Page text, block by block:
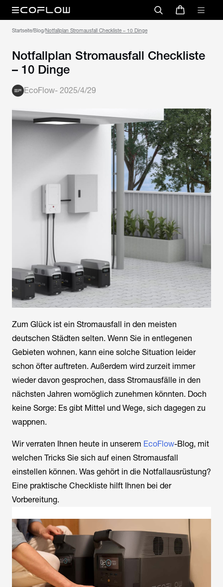
Startseite/Blog/
Notfallplan Stromausfall Checkliste
– 10 Dinge
EcoFlow- 2025/4/29
Zum Glück ist ein Stromausfall in den meisten
deutschen Städten selten. Wenn Sie in entlegenen
Gebieten wohnen, kann eine solche Situation leider
schon öfter auftreten. Außerdem wird zurzeit immer
wieder davon gesprochen, dass Stromausfälle in den
nächsten Jahren womöglich zunehmen könnten. Doch
keine Sorge: Es gibt Mittel und Wege, sich dagegen zu
wappnen.
Wir verraten Ihnen heute in unserem EcoFlow-Blog, mit
welchen Tricks Sie sich auf einen Stromausfall
einstellen können. Was gehört in die Notfallausrüstung?
Eine praktische Checkliste hilft Ihnen bei der
Vorbereitung.